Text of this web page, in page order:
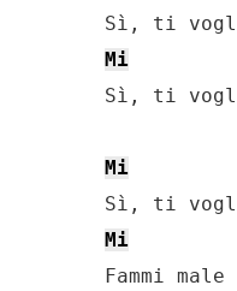
Mi
Sì, ti
Mi
Mi